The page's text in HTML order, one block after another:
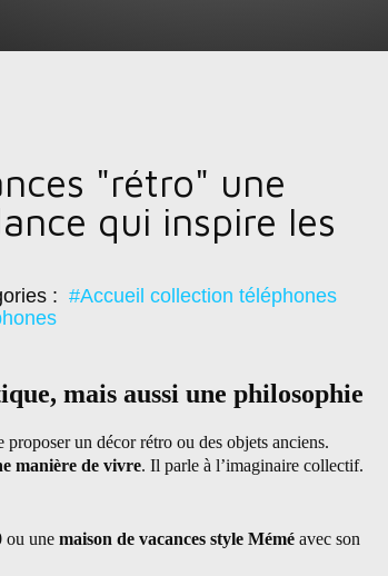
"rétro" une
qui inspire les
: #Accueil collection téléphones
mais aussi une philosophie
proposer un décor rétro ou des objets anciens.
manière de vivre. Il parle à l’imaginaire collectif.
ou une maison de vacances style Mémé avec son